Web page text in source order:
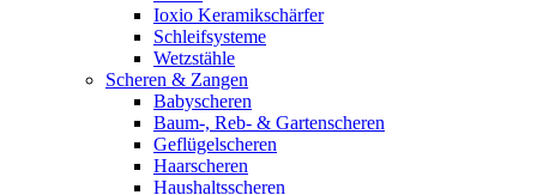
Ioxio Keramikschärfer
Schleifsysteme
Wetzstähle
Scheren & Zangen
Babyscheren
Baum-, Reb- & Gartenscheren
Geflügelscheren
Haarscheren
Haushaltsscheren